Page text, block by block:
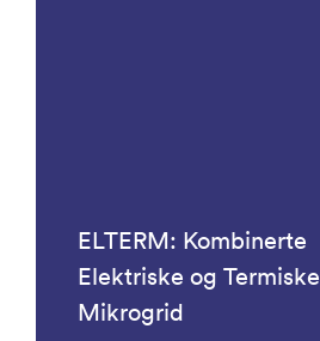
ELTERM: Kombinerte
Elektriske og Termiske
Mikrogrid